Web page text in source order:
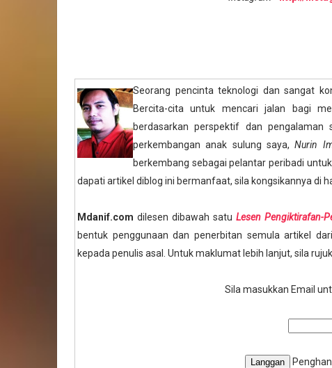
Seorang pencinta teknologi dan sangat
Bercita-cita untuk mencari jalan bagi
berdasarkan perspektif dan
perkembangan anak sulung saya,Nurin
berkembang sebagai pelantar peribadi
dapati artikel diblog ini bermanfaat, sila kongsikannya di
Mdanif.com dilesen dibawah satuLesen Pengiktirafan-
bentuk penggunaan dan penerbitan semula artikel
kepada penulis asal. Untuk maklumat lebih lanjut, sila rujuk
Sila masukkan Email